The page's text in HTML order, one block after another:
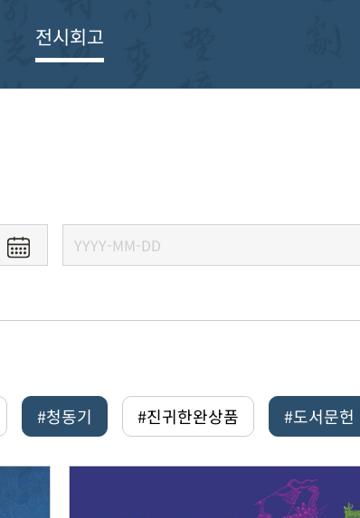
전시회고
#청동기 #진귀한완상품 #도서문헌